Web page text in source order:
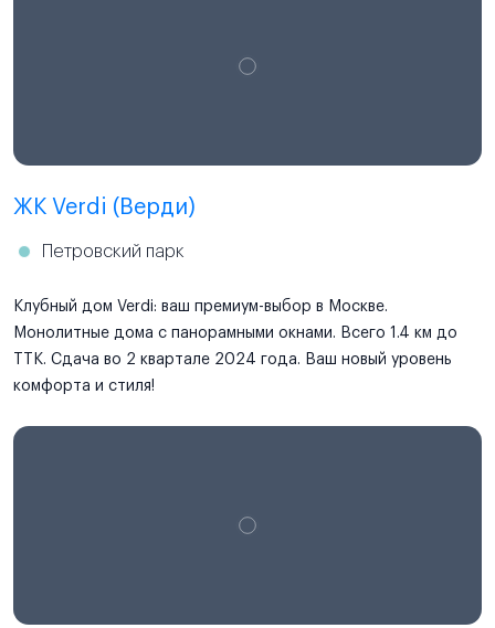
ЖК Verdi (Верди)
Петровский парк
Клубный дом Verdi: ваш премиум-выбор в Москве.
Монолитные дома с панорамными окнами. Всего 1.4 км до
ТТК. Сдача во 2 квартале 2024 года. Ваш новый уровень
комфорта и стиля!